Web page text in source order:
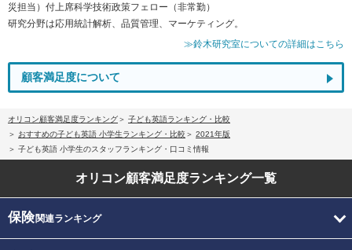
災担当）付上席科学技術政策フェロー（非常勤）
研究分野は応用統計解析、品質管理、マーケティング。
≫鈴木研究室についての詳細はこちら
顧客満足度について
オリコン顧客満足度ランキング
子ども英語ランキング・比較
おすすめの子ども英語 小学生ランキング・比較
2021年版
子ども英語 小学生のスタッフランキング・口コミ情報
オリコン顧客満足度ランキング一覧
保険関連ランキング